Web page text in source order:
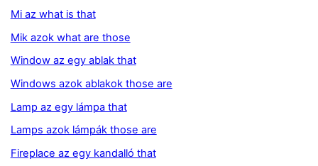
Mi az what is that
Mik azok what are those
Window az egy ablak that
Windows azok ablakok those are
Lamp az egy lámpa that
Lamps azok lámpák those are
Fireplace az egy kandalló that